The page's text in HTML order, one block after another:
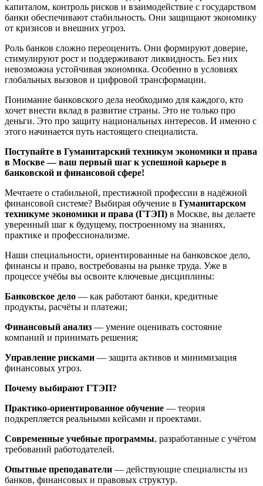
капиталом, контроль рисков и взаимодействие с государством
банки обеспечивают стабильность. Они защищают экономику
от кризисов и внешних угроз.
Роль банков сложно переоценить. Они формируют доверие,
стимулируют рост и поддерживают ликвидность. Без них
невозможна устойчивая экономика. Особенно в условиях
глобальных вызовов и цифровой трансформации.
Понимание банковского дела необходимо для каждого, кто
хочет внести вклад в развитие страны. Это не только про
деньги. Это про защиту национальных интересов. И именно с
этого начинается путь настоящего специалиста.
Поступайте в Гуманитарский техникум экономики и права
в Москве — ваш первый шаг к успешной карьере в
банковской и финансовой сфере!
Мечтаете о стабильной, престижной профессии в надёжной
финансовой системе? Выбирая обучение в Гуманитарском
техникуме экономики и права (ГТЭП) в Москве, вы делаете
уверенный шаг к будущему, построенному на знаниях,
практике и профессионализме.
Наши специальности, ориентированные на банковское дело,
финансы и право, востребованы на рынке труда. Уже в
процессе учёбы вы освоите ключевые дисциплины:
Банковское дело — как работают банки, кредитные
продукты, расчёты и платежи;
Финансовый анализ — умение оценивать состояние
компаний и принимать решения;
Управление рисками — защита активов и минимизация
финансовых угроз.
Почему выбирают ГТЭП?
Практико-ориентированное обучение — теория
подкрепляется реальными кейсами и проектами.
Современные учебные программы, разработанные с учётом
требований работодателей.
Опытные преподаватели — действующие специалисты из
банков, финансовых и правовых структур.